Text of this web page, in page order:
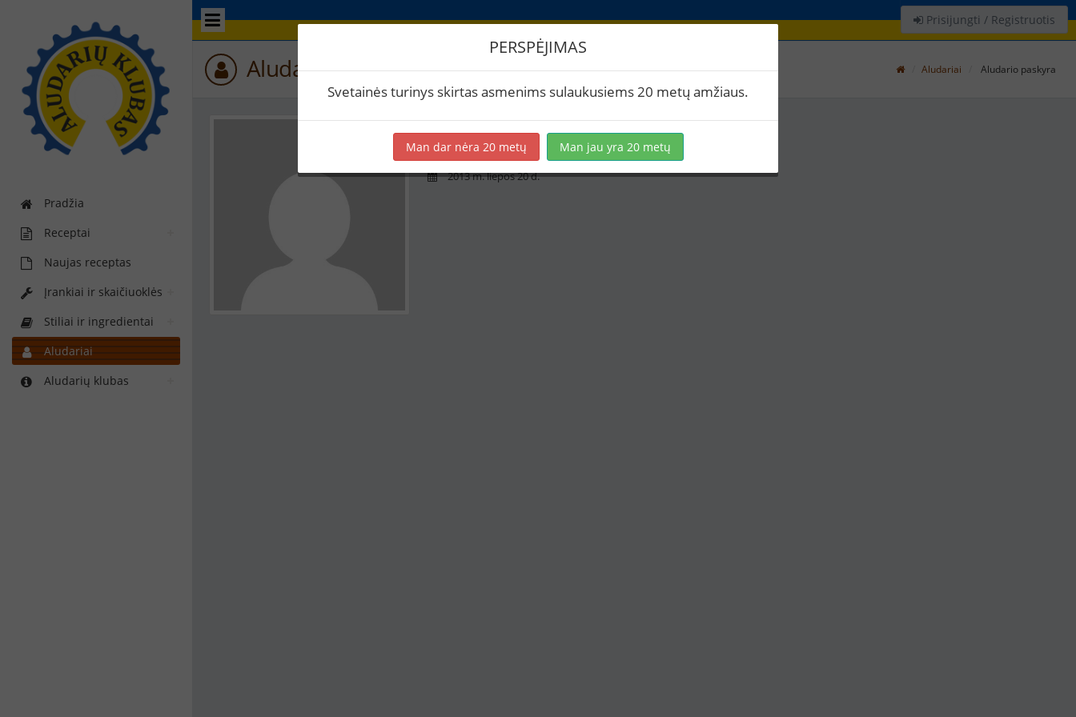
Pradžia
Receptai
Naujas receptas
Įrankiai ir skaičiuoklės
Stiliai ir ingredientai
Aludariai
Aludarių klubas
Prisijungti / Registruotis
Aludario paskyra Aludariai Aludario paskyra
indruteana
2013 m. liepos 20 d.
PERSPĖJIMAS
Svetainės turinys skirtas asmenims sulaukusiems 20 metų amžiaus.
Man dar nėra 20 metų Man jau yra 20 metų